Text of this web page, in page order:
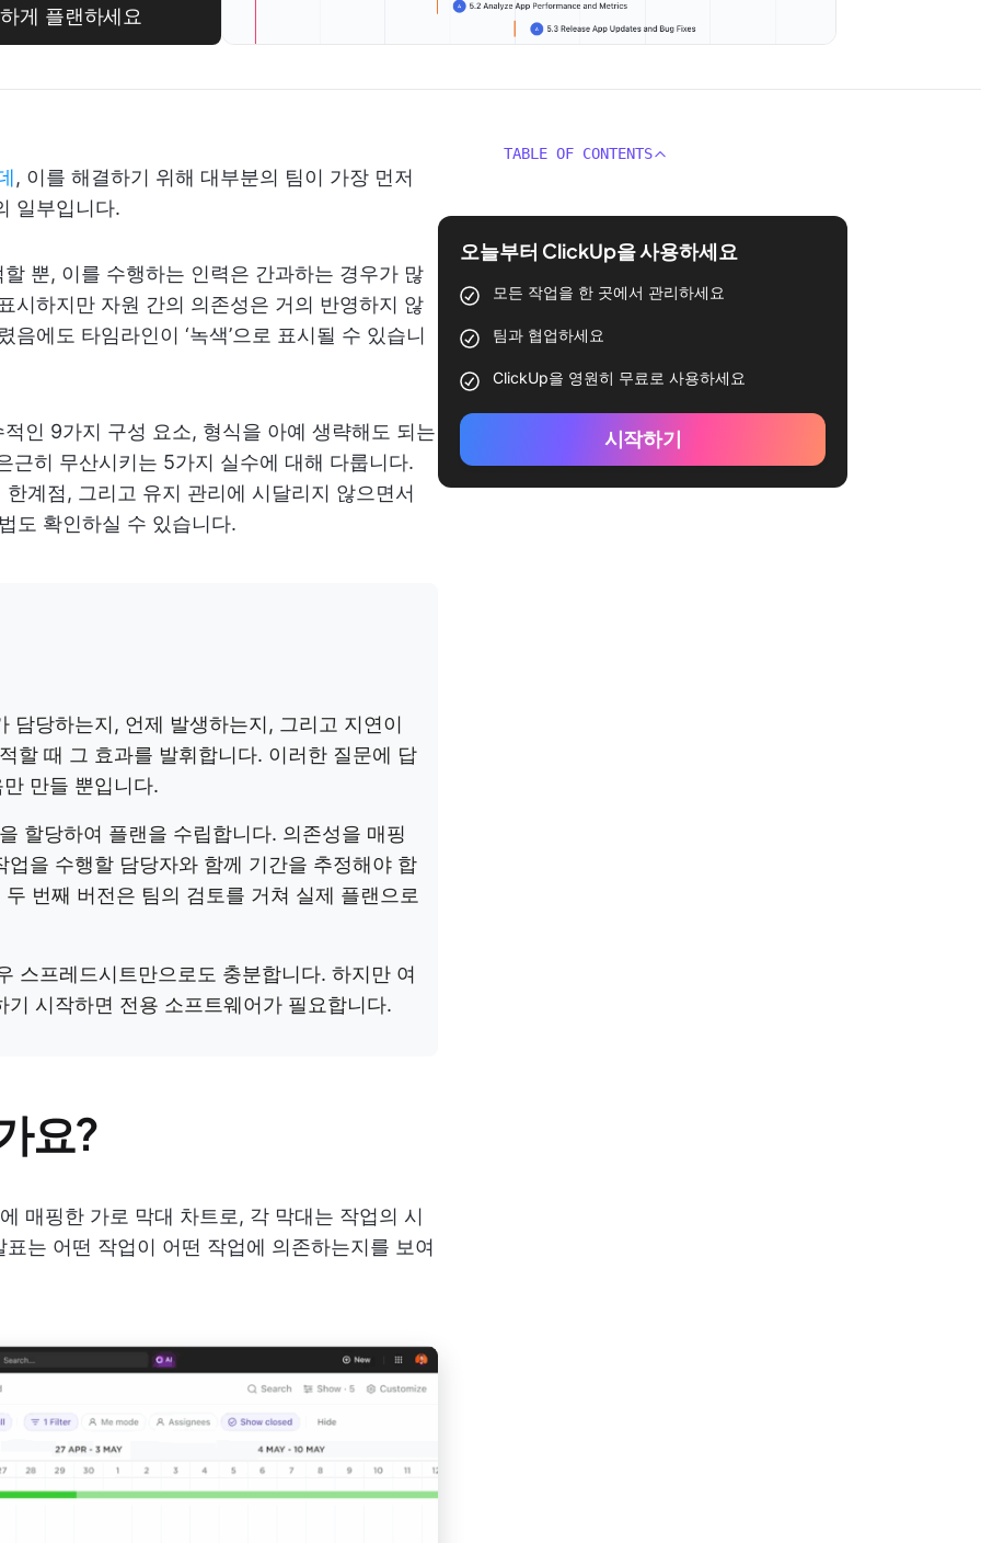
게 플랜하세요
, 이를 해결하기 위해 대부분의 팀이 가장 먼저
일부입니다.
뿐, 이를 수행하는 인력은 간과하는 경우가 많
시하지만 자원 간의 의존성은 거의 반영하지 않
에도 타임라인이 ‘녹색’으로 표시될 수 있습니
인 9가지 구성 요소, 형식을 아예 생략해도 되는
근히 무산시키는 5가지 실수에 대해 다룹니다.
계점, 그리고 유지 관리에 시달리지 않으면서
도 확인하실 수 있습니다.
담당하는지, 언제 발생하는지, 그리고 지연이
할 때 그 효과를 발휘합니다. 이러한 질문에 답
만들 뿐입니다.
할당하여 플랜을 수립합니다. 의존성을 매핑
을 수행할 담당자와 함께 기간을 추정해야 합
번째 버전은 팀의 검토를 거쳐 실제 플랜으로
스프레드시트만으로도 충분합니다. 하지만 여
시작하면 전용 소프트웨어가 필요합니다.
요?
매핑한 가로 막대 차트로, 각 막대는 작업의 시
는 어떤 작업이 어떤 작업에 의존하는지를 보여
TABLE OF CONTENTS
오늘부터 ClickUp을 사용하세요
모든 작업을 한 곳에서 관리하세요
팀과 협업하세요
ClickUp을 영원히 무료로 사용하세요
시작하기